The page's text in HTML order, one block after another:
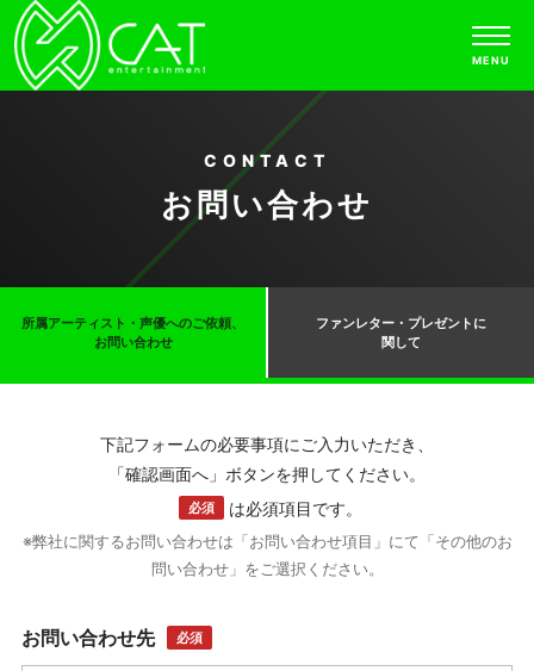
MENU
CONTACT
お問い合わせ
所属アーティスト・声優へのご依頼、
お問い合わせ
ファンレター・プレゼントに
関して
下記フォームの必要事項にご入力いただき、
「確認画面へ」ボタンを押してください。
必須 は必須項目です。
※弊社に関するお問い合わせは「お問い合わせ項目」にて「その他のお
問い合わせ」をご選択ください。
お問い合わせ先 必須